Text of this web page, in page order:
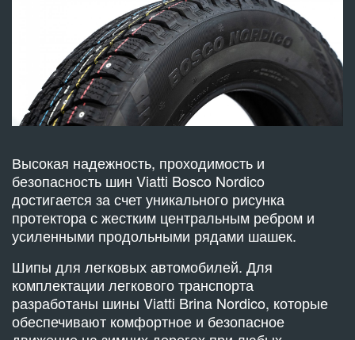
Высокая надежность, проходимость и
безопасность шин Viatti Bosco Nordico
достигается за счет уникального рисунка
протектора с жестким центральным ребром и
усиленными продольными рядами шашек.
Шипы для легковых автомобилей. Для
комплектации легкового транспорта
разработаны шины Viatti Brina Nordico, которые
обеспечивают комфортное и безопасное